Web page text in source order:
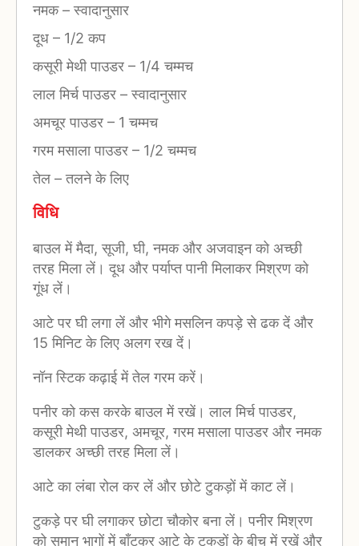
नमक–स्वादानुसार
दूध – 1/2 कप
कसूरी मेथी पाउडर – 1/4 चम्मच
लाल मिर्च पाउडर –स्वादानुसार
अमचूर पाउडर – 1 चम्मच
गरम मसाला पाउडर – 1/2 चम्मच
तेल –तलने के लिए
विधि
बाउल में मैदा, सूजी, घी, नमक और अजवाइन को अच्छी
तरह मिला लें। दूध और पर्याप्त पानी मिलाकर मिश्रण को
गूंध लें।
आटे पर घी लगा लें और भीगे मसलिन कपड़े से ढक दें और
15 मिनिट के लिए अलग रख दें।
नॉन स्टिक कढ़ाई में तेल गरम करें।
पनीर को कस करके बाउल में रखें। लाल मिर्च पाउडर,
कसूरी मेथी पाउडर, अमचूर, गरम मसाला पाउडर और नमक
डालकर अच्छी तरह मिला लें।
आटे का लंबा रोल कर लें और छोटे टुकड़ों में काट लें।
टुकड़े पर घी लगाकर छोटा चौकोर बना लें। पनीर मिश्रण
को समान भागों में बाँटकर आटे के टुकड़ों के बीच में रखें और